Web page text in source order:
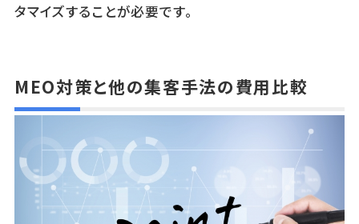
タマイズすることが必要です。
MEO対策と他の集客手法の費用比較